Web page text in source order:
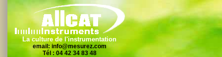
La culture de l'instrumentation
email: info@mesurez.com
Tél : 04 42 34 83 48